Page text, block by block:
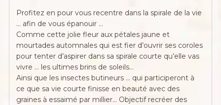
Profitez en pour vous recentre dans la spirale de la vie
… afin de vous épanouir …
Comme cette jolie fleur aux pétales jaune et
mourtades automnales qui est fier d’ouvrir ses coroles
pour tenter d’aspirer dans sa spirale courte qu’elle vas
vivre … les ultimes brins de soleils…
Ainsi que les insectes butineurs … qui participeront à
ce que sa vie courte finisse en beauté avec des
graines à essaimé par millier… Objectif recréer des